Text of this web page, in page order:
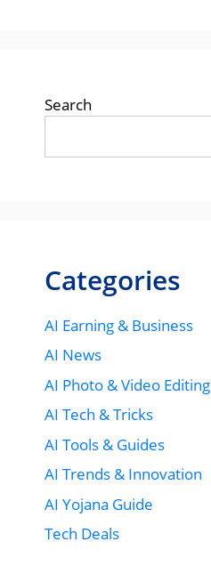
Search
Categories
AI Earning & Business
AI News
AI Photo & Video Editing
AI Tech & Tricks
AI Tools & Guides
AI Trends & Innovation
AI Yojana Guide
Tech Deals